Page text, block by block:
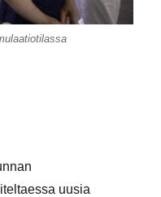
uusia